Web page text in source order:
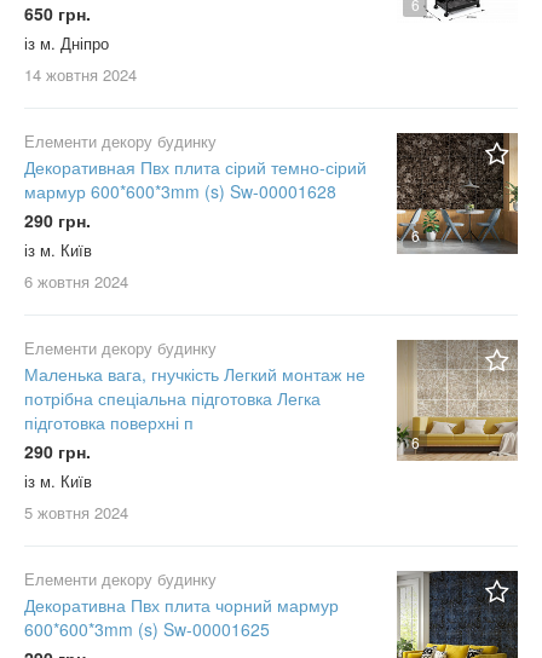
650 грн.
із м. Дніпро
14 жовтня 2024
6
Елементи декору будинку
Декоративная Пвх плита сірий темно-сірий
мармур 600*600*3mm (s) Sw-00001628
290 грн.
із м. Київ
6 жовтня 2024
6
Елементи декору будинку
Маленька вага, гнучкість Легкий монтаж не
потрібна спеціальна підготовка Легка
підготовка поверхні п
290 грн.
із м. Київ
5 жовтня 2024
Елементи декору будинку
Декоративна Пвх плита чорний мармур
600*600*3mm (s) Sw-00001625